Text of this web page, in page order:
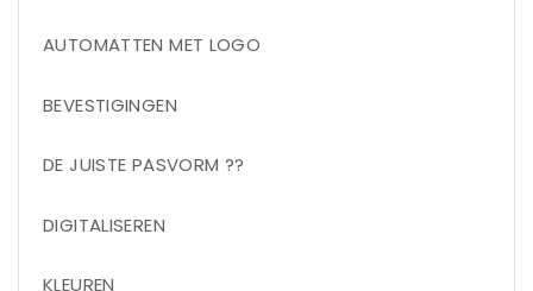
AUTOMATTEN MET LOGO
BEVESTIGINGEN
DE JUISTE PASVORM ??
DIGITALISEREN
KLEUREN